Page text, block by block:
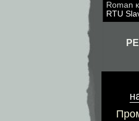
Roman
RTU